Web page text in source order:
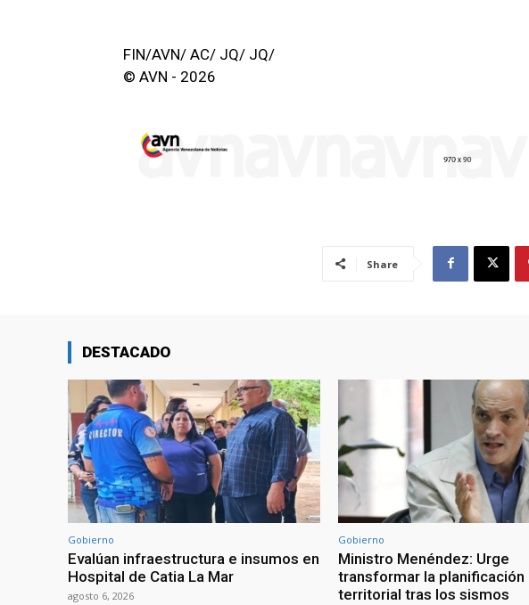
FIN/AVN/ AC/ JQ/ JQ/
© AVN - 2026
Share
DESTACADO
Gobierno
Evalúan infraestructura e insumos en
Hospital de Catia La Mar
agosto 6, 2026
Gobierno
Ministro Menéndez: Urge
transformar la planificación
territorial tras los sismos